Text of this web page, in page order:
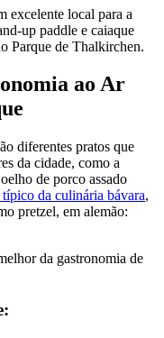
excelente local para a
up paddle e caiaque
Parque de Thalkirchen.
ao Ar
diferentes pratos que
da cidade, como a
de porco assado
da culinária bávara,
pretzel, em alemão:
da gastronomia de